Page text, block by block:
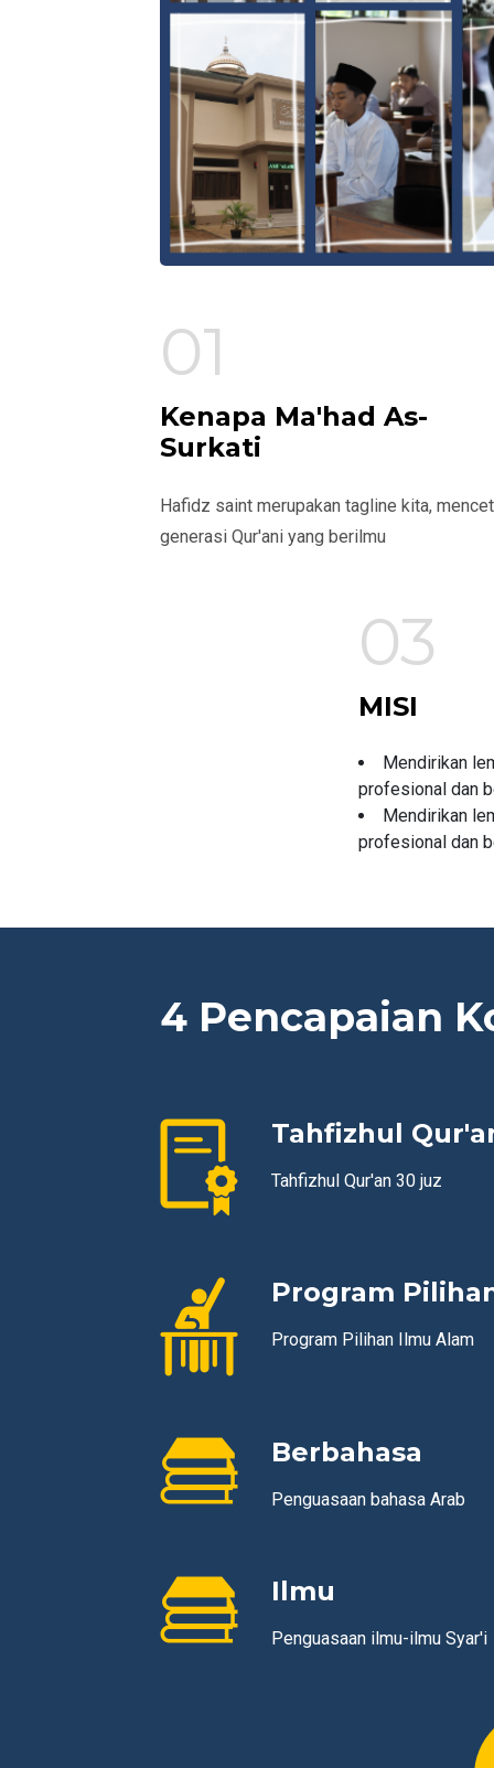
01
Kenapa Ma'had As-
Surkati
Hafidz saint merupakan tagline kita,
generasi Qur'ani yang berilmu
03
MISI
Mendirikan
profesional dan
Mendirikan
profesional dan
4 Pencapaian
Tahfizhul
Tahfizhul Qur'an 30 juz
Program
Program Pilihan Ilmu Alam
Berbahasa
Penguasaan bahasa Arab
Ilmu
Penguasaan ilmu-ilmu Syar'i